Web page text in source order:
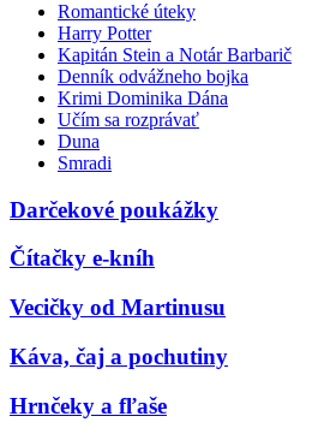
Romantické úteky
Harry Potter
Kapitán Stein a Notár Barbarič
Denník odvážneho bojka
Krimi Dominika Dána
Učím sa rozprávať
Duna
Smradi
Darčekové poukážky
Čítačky e-kníh
Vecičky od Martinusu
Káva, čaj a pochutiny
Hrnčeky a fľaše